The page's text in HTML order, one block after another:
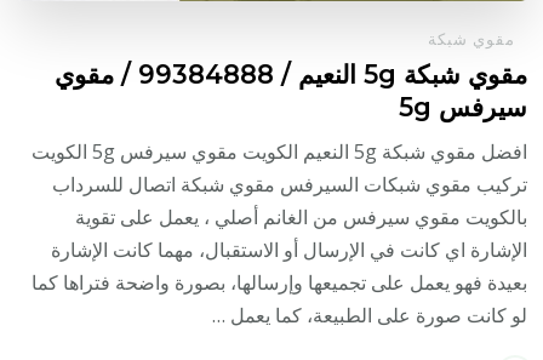
مقوي شبكة
مقوي شبكة 5g النعيم / 99384888 / مقوي
سيرفس 5g
افضل مقوي شبكة 5g النعيم الكويت مقوي سيرفس 5g الكويت
تركيب مقوي شبكات السيرفس مقوي شبكة اتصال للسرداب
بالكويت مقوي سيرفس من الغانم أصلي ، يعمل على تقوية
الإشارة اي كانت في الإرسال أو الاستقبال، مهما كانت الإشارة
بعيدة فهو يعمل على تجميعها وإرسالها، بصورة واضحة فتراها كما
لو كانت صورة على الطبيعة، كما يعمل …